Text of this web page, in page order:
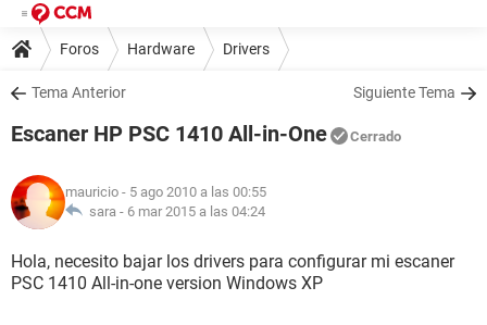
Foros Hardware Drivers
Tema Anterior Siguiente Tema
Escaner HP PSC 1410 All-in-One Cerrado
mauricio - 5 ago 2010 a las 00:55
sara - 6 mar 2015 a las 04:24
Hola, necesito bajar los drivers para configurar mi escaner
PSC 1410 All-in-one version Windows XP